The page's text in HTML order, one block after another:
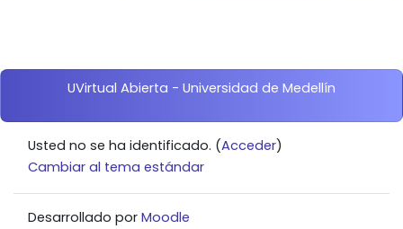
BloquesUVirtual Abierta - Universidad de Medellín
Usted no se ha identificado. (Acceder)
Cambiar al tema estándar
Desarrollado por Moodle